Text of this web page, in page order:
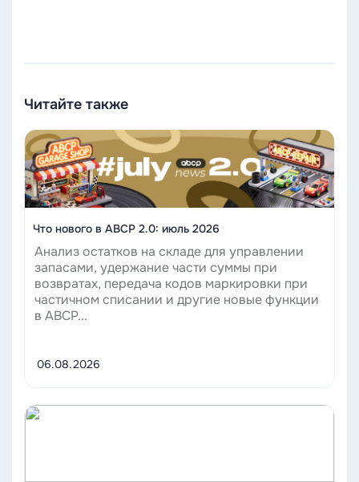
Читайте также
Что нового в ABCP 2.0: июль 2026
Анализ остатков на складе для управлении
запасами, удержание части суммы при
возвратах, передача кодов маркировки при
частичном списании и другие новые функции
в ABCP...
06.08.2026
Читать